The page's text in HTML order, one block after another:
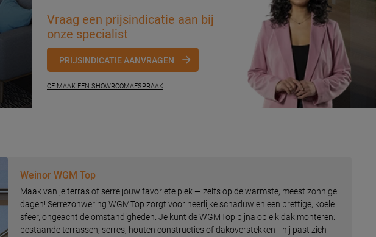
Vraag een prijsindicatie aan bij
onze specialist
PRIJSINDICATIE AANVRAGEN
OF MAAK EEN SHOWROOMAFSPRAAK
Weinor WGM Top
Maak van je terras of serre jouw favoriete plek — zelfs op de warmste, meest zonnige
dagen! Serrezonwering WGM Top zorgt voor heerlijke schaduw en een prettige, koele
sfeer, ongeacht de omstandigheden. Je kunt de WGM Top bijna op elk dak monteren:
bestaande terrassen, serres, houten constructies of dakoverstekken—hij past zich